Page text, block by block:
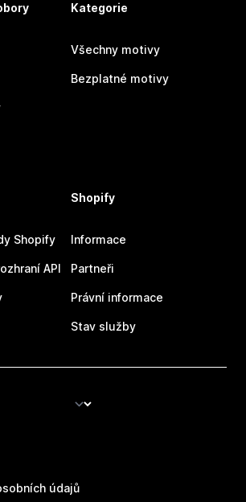
Kategorie
Všechny motivy
Bezplatné motivy
Shopify
API
Shopify
Informace
Partneři
Právní informace
Stav služby
údajů